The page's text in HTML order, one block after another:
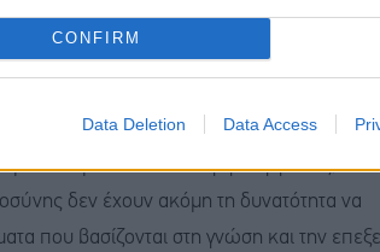
CONFIRM
Data Deletion Data Access
στην απασχόληση παραμένουν μέχρι
αγορά εργασίας, όσο και οι τιμές των
δεδομένα από την αγορά εργασίας,
δεν έχουν ακόμη τη δυνατότητα να
που βασίζονται στη γνώση και την